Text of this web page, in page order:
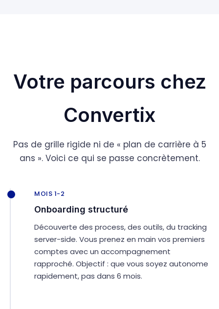
Votre parcours chez
Convertix
Pas de grille rigide ni de « plan de carrière à 5
ans ». Voici ce qui se passe concrètement.
MOIS 1-2
Onboarding structuré
Découverte des process, des outils, du tracking
server-side. Vous prenez en main vos premiers
comptes avec un accompagnement
rapproché. Objectif : que vous soyez autonome
rapidement, pas dans 6 mois.